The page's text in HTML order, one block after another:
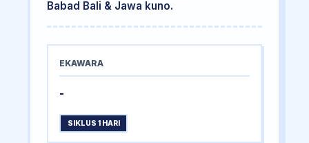
Babad Bali & Jawa kuno.
EKAWARA
-
SIKLUS 1 HARI